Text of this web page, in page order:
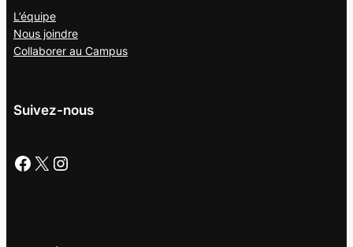
L’équipe
Nous joindre
Collaborer au Campus
Suivez-nous
Facebook X Instagram